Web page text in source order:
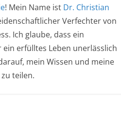
! Mein Name ist Dr. Christian
Verfechter von
Ich glaube, dass ein
erfülltes Leben unerlässlich
mein Wissen und meine
teilen.